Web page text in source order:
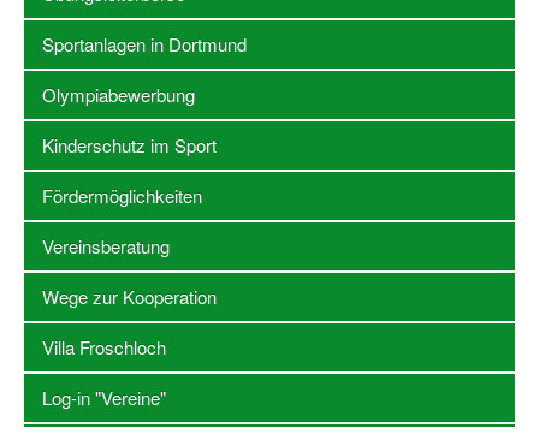
Stellenangebote SSB Dortmund
Vereine
Vereinssuche
Übungsleiterbörse
Sportanlagen in Dortmund
Olympiabewerbung
Fördermöglichkeiten
Vereinsberatung
Sportanlagen in Dortmund
Olympiabewerbung
Kinderschutz im Sport
Fördermöglichkeiten
Vereinsberatung
Wege zur Kooperation
Villa Froschloch
Log-in "Vereine"